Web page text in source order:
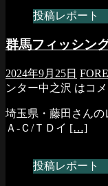
投稿レポート
群馬フィッシン
2024年9月25日
ンター中之沢 はコ
埼玉県・藤田さんの
Ａ-Ｃ/ＴＤイ […]
投稿レポート